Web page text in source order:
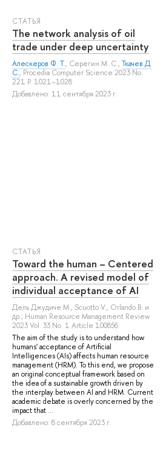
СТАТЬЯ
The network analysis of oil
trade under deep uncertainty
Алескеров Ф. Т., Серегин М. С.,Ткачев Д.
С., Procedia Computer Science 2023 No.
221 P. 1021–1028
Добавлено: 11 сентября 2023 г.
СТАТЬЯ
Toward the human – Centered
approach. A revised model of
individual acceptance of AI
Дель Джудиче М., Scuotto V., Orlando B. и
др., Human Resource Management Review
2023 Vol. 33 No. 1 Article 100856
The aim of the study is to understand how
humans' acceptance of Artificial
Intelligences (AIs) affects human resource
management (HRM). To this end, we propose
an original conceptual framework based on
the idea of a sustainable growth driven by
the interplay between AI and HRM. Current
academic debate is overly concerned by the
impact that ...
Добавлено: 8 сентября 2023 г.